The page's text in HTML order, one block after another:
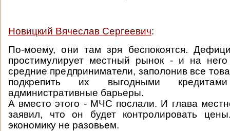
Новицкий Вячеслав Сергеевич:
По-моему, они там зря беспокоятся.
простимулирует местный рынок - и на
средние предприниматели, заполонив все
подкрепить их выгодными
административные барьеры.
А вместо этого - МЧС послали. И глава
заявил, что он будет контролировать
экономику не разовьем.